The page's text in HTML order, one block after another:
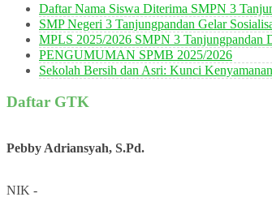
Daftar Nama Siswa Diterima SMPN 3
SMP Negeri 3 Tanjungpandan Gelar
MPLS 2025/2026 SMPN 3 Tanjungpandan
PENGUMUMAN SPMB 2025/2026
Sekolah Bersih dan Asri: Kunci
Daftar GTK
Pebby Adriansyah, S.Pd.
NIK -